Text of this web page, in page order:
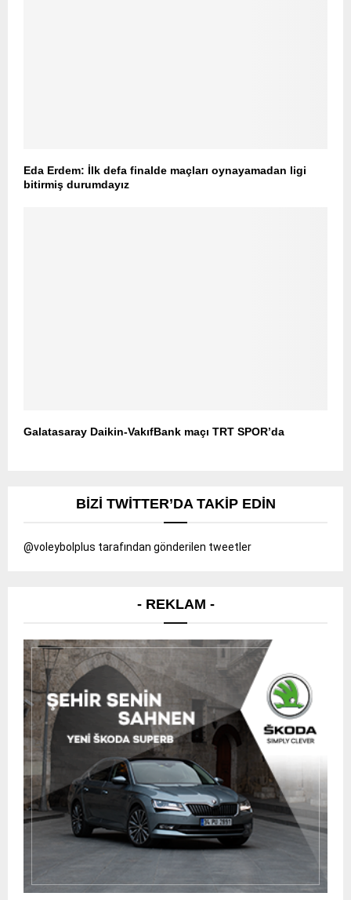
Eda Erdem: İlk defa finalde maçları oynayamadan ligi
bitirmiş durumdayız
Galatasaray Daikin-VakıfBank maçı TRT SPOR’da
BIZI TWITTER’DA TAKIP EDIN
@voleybolplus tarafından gönderilen tweetler
- REKLAM -